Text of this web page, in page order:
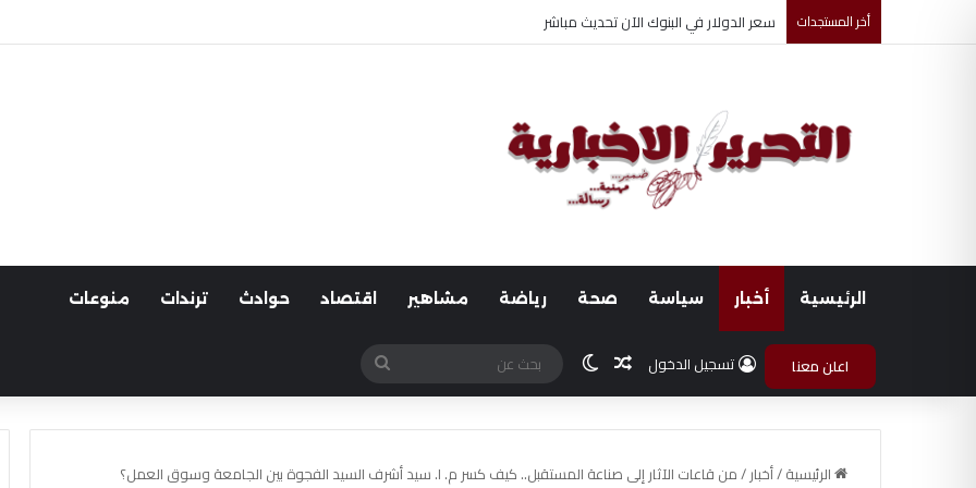
أخر المستجدات ضبط متهم بممارسة انتحال صفة ضابط واستيقاف السيارات
الرئيسية أخبار سياسة صحة رياضة مشاهير اقتصاد حوادث ترندات منوعات
اعلن معنا تسجيل الدخول مقال عشوائي
الوضع المظلم
عن
الرئيسية/أخبار/من قاعات الآثار إلى صناعة المستقبل.. كيف كسر م. ا. سيد أشرف السيد الفجوة بين الجامعة وسوق العمل؟